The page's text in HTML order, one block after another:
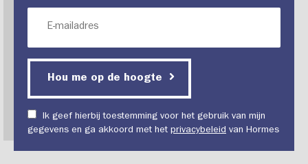
Hou me op de hoogte
Ik geef hierbij toestemming voor het gebruik van mijn
gegevens en ga akkoord met het privacybeleid van Hormes